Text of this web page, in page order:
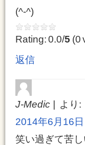
(^-^)
Rating: 0.0/5 (0
返信
J-Medic
より:
2014年6月16
笑い過ぎて苦し